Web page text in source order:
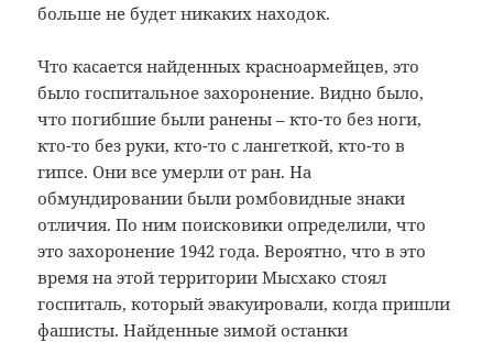
больше не будет никаких находок.
Что касается найденных красноармейцев, это
было госпитальное захоронение. Видно было,
что погибшие были ранены – кто-то без ноги,
кто-то без руки, кто-то с лангеткой, кто-то в
гипсе. Они все умерли от ран. На
обмундировании были ромбовидные знаки
отличия. По ним поисковики определили, что
это захоронение 1942 года. Вероятно, что в это
время на этой территории Мысхако стоял
госпиталь, который эвакуировали, когда пришли
фашисты. Найденные зимой останки